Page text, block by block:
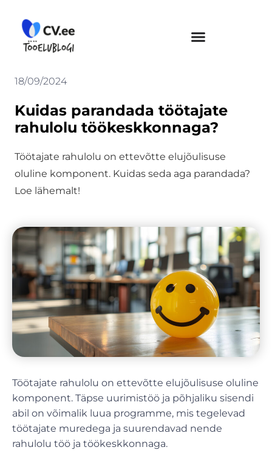
content
18/09/2024
Kuidas parandada töötajate
rahulolu töökeskkonnaga?
Töötajate rahulolu on ettevõtte elujõulisuse
oluline komponent. Kuidas seda aga parandada?
Loe lähemalt!
Töötajate rahulolu on ettevõtte elujõulisuse oluline
komponent. Täpse uurimistöö ja põhjaliku sisendi
abil on võimalik luua programme, mis tegelevad
töötajate muredega ja suurendavad nende
rahulolu töö ja töökeskkonnaga.